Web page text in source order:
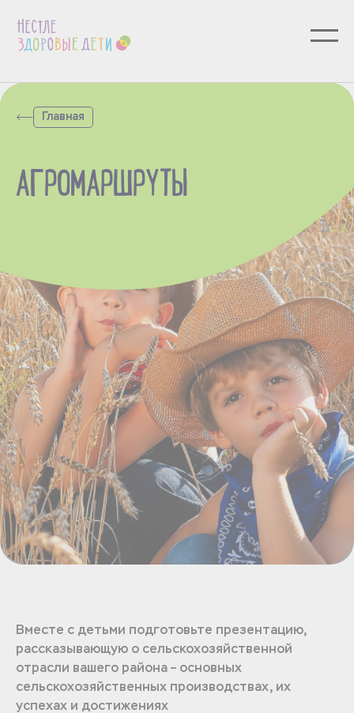
Главная
АГРОМАРШРУТЫ
Вместе с детьми подготовьте презентацию,
рассказывающую о сельскохозяйственной
отрасли вашего района – основных
сельскохозяйственных производствах, их
успехах и достижениях